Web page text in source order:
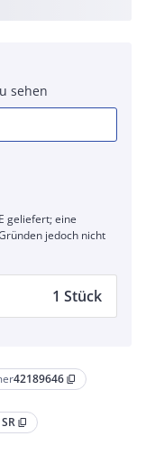
42189646 content_copy
content_copy
sehen
geliefert; eine
jedoch nicht
1 Stück